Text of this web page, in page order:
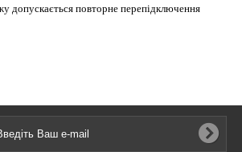
допускається повторне перепідключення